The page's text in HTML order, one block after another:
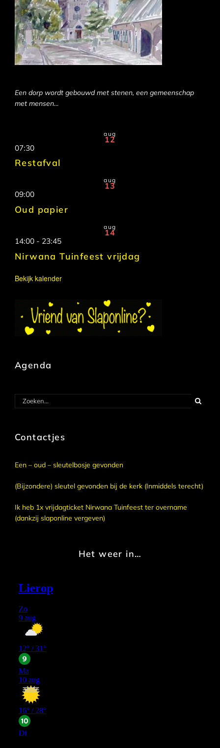
Een dorp wordt gebouwd met stenen, een gemeenschap
met mensen…
aug
12
07:30
Restafval
aug
13
09:00
Oud papier
aug
14
14:00 - 23:45
Nirwana Tuinfeest vrijdag
Bekijk kalender
Agenda
Zoeken
naar:
Contactjes
Een – oud – sleutelbosje gevonden
(Bijzondere) sleutel gevonden bij de kerk (Inmiddels terecht)
Ik heb 1x vrijdagticket Nirwana Tuinfeest ter overname
(dankzij slaponline vergeven)
Het weer in…